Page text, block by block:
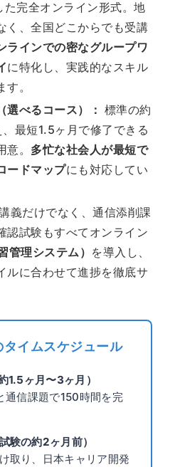
完全オンライン形式。地
く、全国どこからでも受講
ラインでの密なグループワ
に特化し、実践的なスキル
。
選べるコース）： 標準の約
最短1.5ヶ月で修了できる
意。 多忙な社会人が最短で
ードマップにも対応してい
義だけでなく、通信添削課
認試験もすべてオンライン
管理システム） を導入し、
ルに合わせて進捗を徹底サ
タイムスケジュール
1.5ヶ月〜3ヶ月）
通信課題で150時間を完
験の約2ヶ月前）
取り、日本キャリア開発